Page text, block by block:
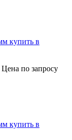
Цена по запросу